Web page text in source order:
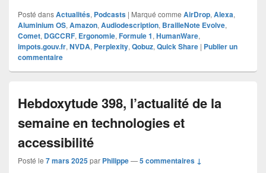
Posté dansActualités, Podcasts | Marqué comme AirDrop, Alexa,
Aluminium OS, Amazon, Audiodescription, BrailleNote Evolve,
Comet, DGCCRF, Ergonomie, Formule 1, HumanWare,
impots.gouv.fr, NVDA, Perplexity, Qobuz, Quick Share | Publier un
commentaire
Hebdoxytude 398, l’actualité de la
semaine en technologies et
accessibilité
Posté le 7 mars 2025par Philippe—5 commentaires ↓